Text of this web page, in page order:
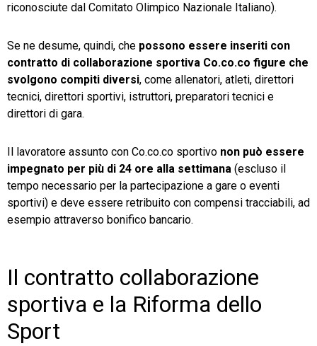
riconosciute dal Comitato Olimpico Nazionale Italiano).
Se ne desume, quindi, che possono essere inseriti con
contratto di collaborazione sportiva Co.co.co figure che
svolgono compiti diversi, come allenatori, atleti, direttori
tecnici, direttori sportivi, istruttori, preparatori tecnici e
direttori di gara.
Il lavoratore assunto con Co.co.co sportivo non può essere
impegnato per più di 24 ore alla settimana (escluso il
tempo necessario per la partecipazione a gare o eventi
sportivi) e deve essere retribuito con compensi tracciabili, ad
esempio attraverso bonifico bancario.
Il contratto collaborazione
sportiva e la Riforma dello
Sport